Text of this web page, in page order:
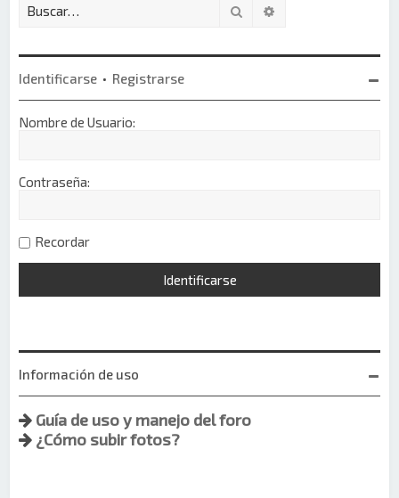
Buscar
Identificarse • Registrarse
Nombre de Usuario:
Contraseña:
Recordar
Información de uso
Guía de uso y manejo del foro
¿Cómo subir fotos?